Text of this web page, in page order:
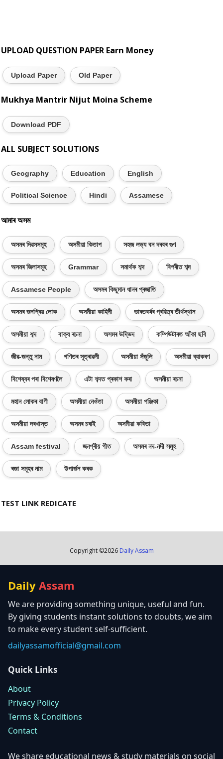
UPLOAD QUESTION PAPER Earn Money
Upload Paper Old Paper
Mukhya Mantrir Nijut Moina Scheme
Download PDF
ALL SUBJECT SOLUTIONS
Geography Education English
Political Science Hindi Assamese
আমাৰ অসম
অসমৰ দিৱসসমূহ অসমীয়া কিতাপ সহজ লভ্য বন দৰবৰ গুণ
অসমৰ জিলাসমূহ Grammar সমাৰ্থক শব্দ বিপৰীত শব্দ
Assamese People অসমৰ কিছুমান ধানৰ প্ৰজাতি
অসমৰ জনপ্ৰিয় লোক অসমীয়া কাহিনী ভাৰতবৰ্ষৰ প্ৰৱিত্ৰ তীৰ্থস্থান
অসমীয়া শব্দ বাক্য ৰচনা অসমৰ উদ্ভিদ কম্পিউটাৰত আঁকা ছবি
জীৱ-জন্তু নাম গণিতৰ সূত্ৰাৱলী অসমীয়া সঁজুলি অসমীয়া ব্যাকৰণ
বিশেষ্যৰ পৰা বিশেষণলৈ এটা শব্দত প্ৰকাশ কৰা অসমীয়া ৰচনা
মহান লোকৰ বাণী অসমীয়া নেওঁতা অসমীয়া পঞ্জিকা
অসমীয়া দৰখাস্ত অসমৰ চৰাই অসমীয়া কবিতা
Assam festival জনপ্ৰীয় গীত অসমৰ নদ-নদী সমূহ
ৰজা সমূহৰ নাম উপাৰ্জন কৰক
TEST LINK REDICATE
Copyright ©2026 Daily Assam
Daily Assam
We are providing something unique, useful and fun.
By giving students instant solutions to doubts, we aim
to make every student self-sufficient.
dailyassamofficial@gmail.com
Quick Links
About
Privacy Policy
Terms & Conditions
Contact
We share educational news & study materials on social